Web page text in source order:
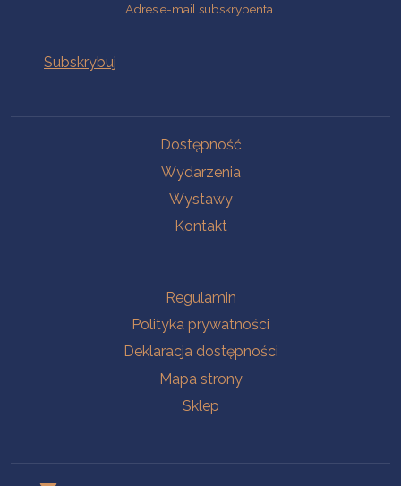
Adres e-mail subskrybenta.
Dostępność
Wydarzenia
Wystawy
Kontakt
Regulamin
Polityka prywatności
Deklaracja dostępności
Mapa strony
Sklep